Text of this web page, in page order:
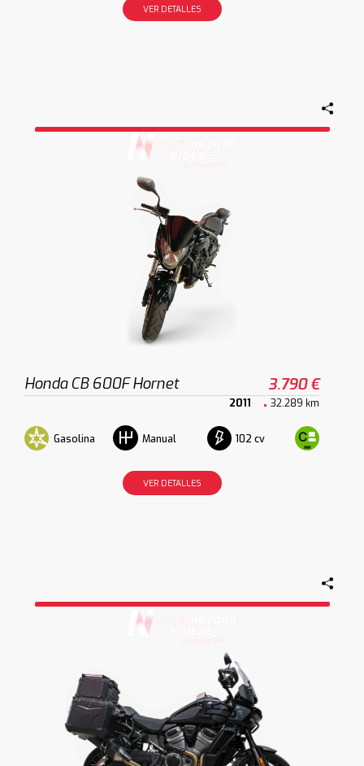
VER DETALLES
Honda CB 600F Hornet 3.790 €
2011 32.289 km
Gasolina Manual 102 cv
VER DETALLES